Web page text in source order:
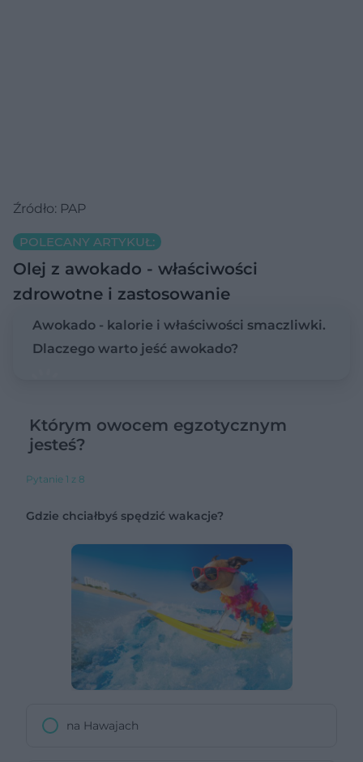
Źródło: PAP
POLECANY ARTYKUŁ:
Olej z awokado - właściwości
zdrowotne i zastosowanie
Awokado - kalorie i właściwości smaczliwki.
Dlaczego warto jeść awokado?
Którym owocem egzotycznym
jesteś?
Pytanie 1 z 8
Gdzie chciałbyś spędzić wakacje?
na Hawajach